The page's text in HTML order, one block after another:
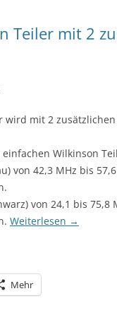
Teiler mit 2
wird mit 2
Wilkinson
von 42,3 MHz bis
von 24,1 bis 75,8
Weiterlesen →
Mehr